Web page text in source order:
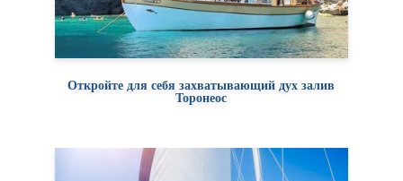
Откройте для себя захватывающий дух залив
Торонеос